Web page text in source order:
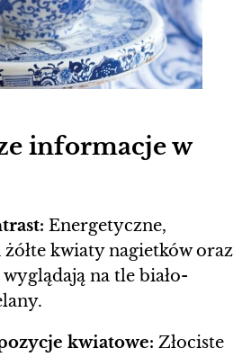
informacje w
Energetyczne,
kwiaty nagietków oraz
na tle biało-
kwiatowe: Złociste